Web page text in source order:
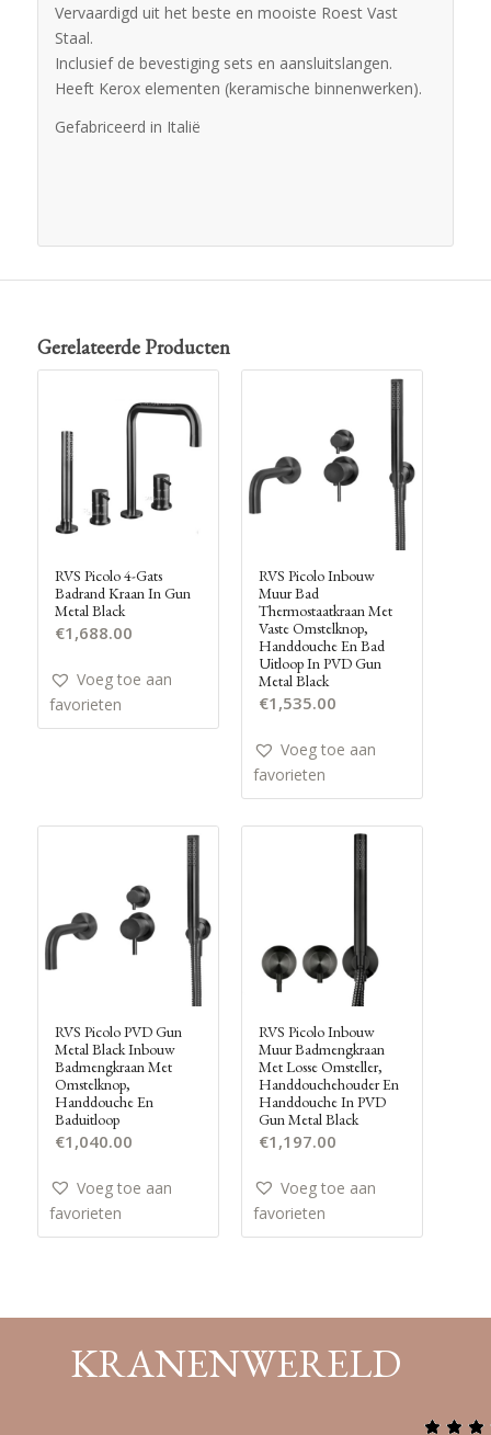
Vervaardigd uit het beste en mooiste Roest Vast
Staal.
Inclusief de bevestiging sets en aansluitslangen.
Heeft Kerox elementen (keramische binnenwerken).
Gefabriceerd in Italië
Gerelateerde Producten
RVS Picolo 4-Gats
Badrand Kraan In Gun
Metal Black
€1,688.00
Voeg toe aan
favorieten
RVS Picolo Inbouw
Muur Bad
Thermostaatkraan Met
Vaste Omstelknop,
Handdouche En Bad
Uitloop In PVD Gun
Metal Black
€1,535.00
Voeg toe aan
favorieten
RVS Picolo PVD Gun
Metal Black Inbouw
Badmengkraan Met
Omstelknop,
Handdouche En
Baduitloop
€1,040.00
Voeg toe aan
favorieten
RVS Picolo Inbouw
Muur Badmengkraan
Met Losse Omsteller,
Handdouchehouder En
Handdouche In PVD
Gun Metal Black
€1,197.00
Voeg toe aan
favorieten
KRANENWERELD